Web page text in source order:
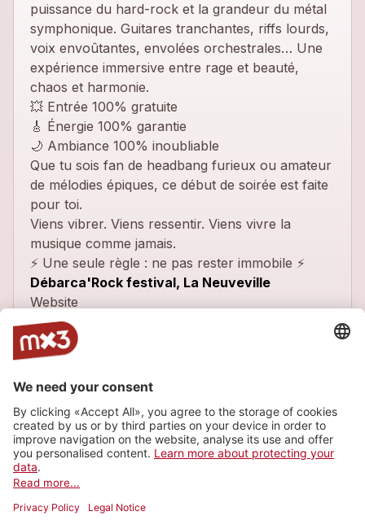
puissance du hard-rock et la grandeur du métal
symphonique. Guitares tranchantes, riffs lourds,
voix envoûtantes, envolées orchestrales… Une
expérience immersive entre rage et beauté,
chaos et harmonie.
💥 Entrée 100% gratuite
🎸 Énergie 100% garantie
🌙 Ambiance 100% inoubliable
Que tu sois fan de headbang furieux ou amateur
de mélodies épiques, ce début de soirée est faite
pour toi.
Viens vibrer. Viens ressentir. Viens vivre la
musique comme jamais.
⚡ Une seule règle : ne pas rester immobile ⚡
Débarca'Rock festival, La Neuveville
Website
Latest tracks
1 CHOICES
Innerfall
2026Rock
more_horiz
1
Innerfall
2025 Rock